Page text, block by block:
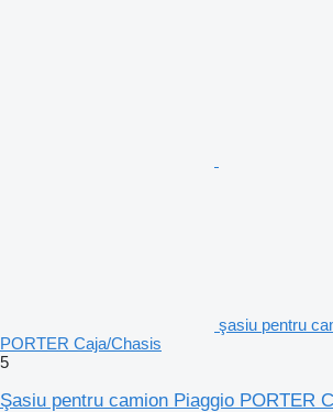
şasiu pentru
PORTER Caja/Chasis
5
Şasiu pentru camion Piaggio PORTER